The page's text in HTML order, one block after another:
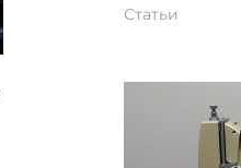
Статьи